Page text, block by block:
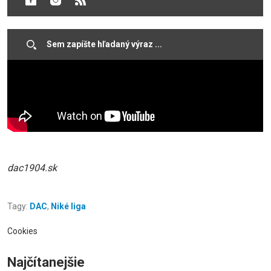
raz, z viacerých uhlov, na záberoch Voyo!
dac1904.sk
Tagy: DAC, Niké liga
Cookies
Najčítanejšie